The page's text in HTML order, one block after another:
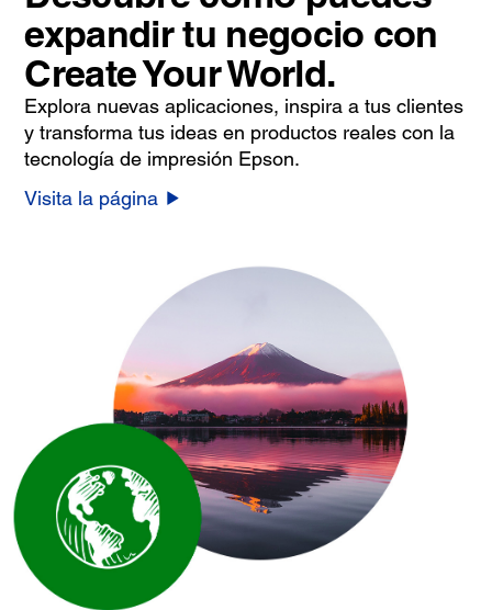
expandir tu negocio con
Create Your World.
Explora nuevas aplicaciones, inspira a tus clientes
y transforma tus ideas en productos reales con la
tecnología de impresión Epson.
Visita la página